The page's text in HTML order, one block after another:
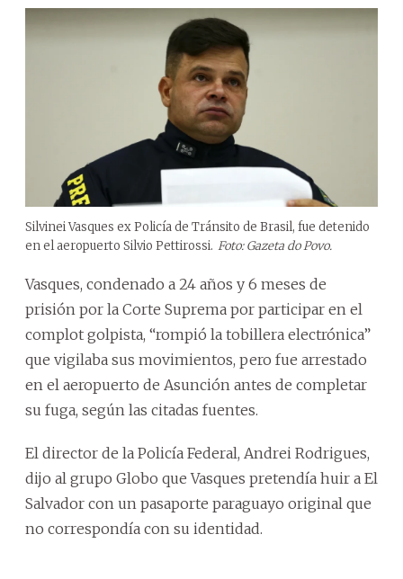
Silvinei Vasques ex Policía de Tránsito de Brasil, fue detenido
en el aeropuerto Silvio Pettirossi. Foto: Gazeta do Povo.
Vasques, condenado a 24 años y 6 meses de
prisión por la Corte Suprema por participar en el
complot golpista, “rompió la tobillera electrónica”
que vigilaba sus movimientos, pero fue arrestado
en el aeropuerto de Asunción antes de completar
su fuga, según las citadas fuentes.
El director de la Policía Federal, Andrei Rodrigues,
dijo al grupo Globo que Vasques pretendía huir a El
Salvador con un pasaporte paraguayo original que
no correspondía con su identidad.